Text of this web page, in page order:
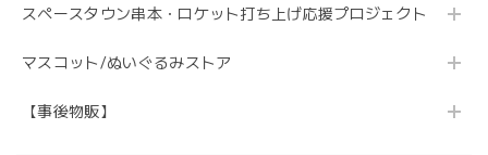
スペースタウン串本・ロケット打ち上げ応援プロジェクト
マスコット/ぬいぐるみストア
【事後物販】